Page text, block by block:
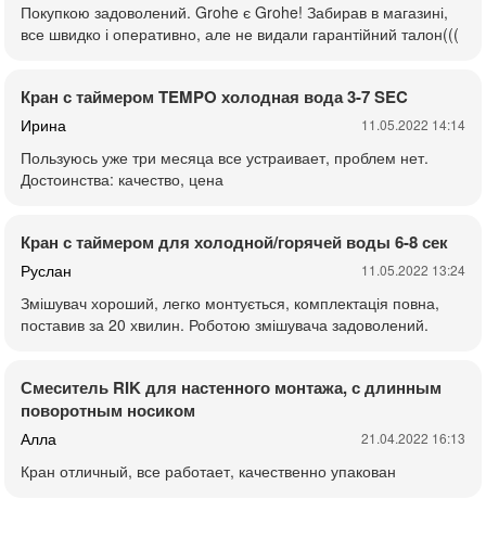
Покупкою задоволений. Grohe є Grohe! Забирав в магазині,
все швидко і оперативно, але не видали гарантійний талон(((
Кран с таймером TEMPO холодная вода 3-7 SEC
Ирина 11.05.2022 14:14
Пользуюсь уже три месяца все устраивает, проблем нет.
Достоинства: качество, цена
Кран с таймером для холодной/горячей воды 6-8 сек
Руслан 11.05.2022 13:24
Змішувач хороший, легко монтується, комплектація повна,
поставив за 20 хвилин. Роботою змішувача задоволений.
Смеситель RIK для настенного монтажа, с длинным
поворотным носиком
Алла 21.04.2022 16:13
Кран отличный, все работает, качественно упакован